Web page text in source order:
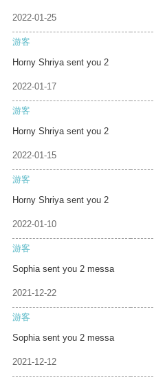
2022-01-25
游客
Horny Shriya sent you 2
2022-01-17
游客
Horny Shriya sent you 2
2022-01-15
游客
Horny Shriya sent you 2
2022-01-10
游客
Sophia sent you 2 messa
2021-12-22
游客
Sophia sent you 2 messa
2021-12-12